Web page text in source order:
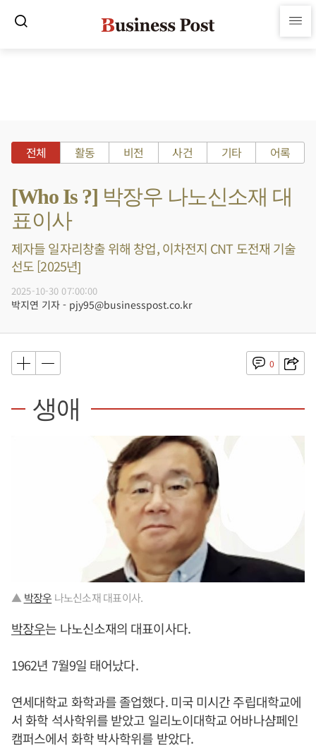
전체 활동 비전 사건 기타 어록
[Who Is ?] 박장우 나노신소재 대
표이사
제자들 일자리창출 위해 창업, 이차전지 CNT 도전재 기술
선도 [2025년]
2025-10-30 07:00:00
박지연 기자 - pjy95@businesspost.co.kr
0
생애
▲ 박장우 나노신소재 대표이사.
박장우는 나노신소재의 대표이사다.
1962년 7월9일 태어났다.
연세대학교 화학과를 졸업했다. 미국 미시간 주립대학교에
서 화학 석사학위를 받았고 일리노이대학교 어바나샴페인
캠퍼스에서 화학 박사학위를 받았다.